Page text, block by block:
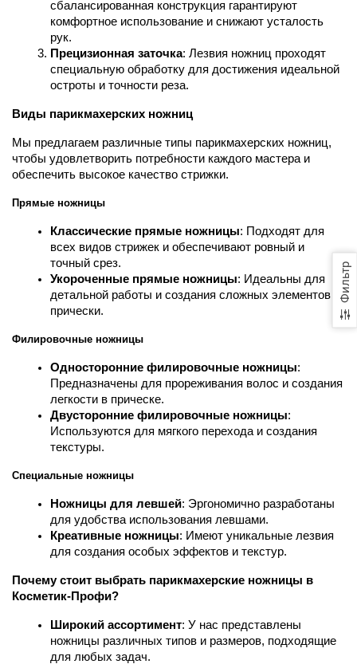
Фильтр
сбалансированная конструкция гарантируют
комфортное использование и снижают усталость
рук.
Прецизионная заточка: Лезвия ножниц проходят
специальную обработку для достижения идеальной
остроты и точности реза.
Виды парикмахерских ножниц
Мы предлагаем различные типы парикмахерских ножниц,
чтобы удовлетворить потребности каждого мастера и
обеспечить высокое качество стрижки.
Прямые ножницы
Классические прямые ножницы: Подходят для
всех видов стрижек и обеспечивают ровный и
точный срез.
Укороченные прямые ножницы: Идеальны для
детальной работы и создания сложных элементов
прически.
Филировочные ножницы
Односторонние филировочные ножницы:
Предназначены для прореживания волос и создания
легкости в прическе.
Двусторонние филировочные ножницы:
Используются для мягкого перехода и создания
текстуры.
Специальные ножницы
Ножницы для левшей: Эргономично разработаны
для удобства использования левшами.
Креативные ножницы: Имеют уникальные лезвия
для создания особых эффектов и текстур.
Почему стоит выбрать парикмахерские ножницы в
Косметик-Профи?
Широкий ассортимент: У нас представлены
ножницы различных типов и размеров, подходящие
для любых задач.